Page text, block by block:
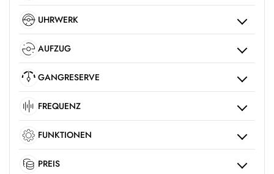
UHRWERK
AUFZUG
GANGRESERVE
FREQUENZ
FUNKTIONEN
PREIS